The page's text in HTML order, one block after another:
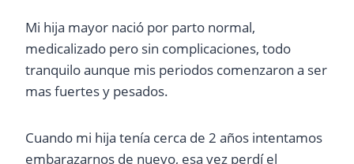
Mi hija mayor nació por parto normal,
medicalizado pero sin complicaciones, todo
tranquilo aunque mis periodos comenzaron a ser
mas fuertes y pesados.
Cuando mi hija tenía cerca de 2 años intentamos
embarazarnos de nuevo, esa vez perdí el